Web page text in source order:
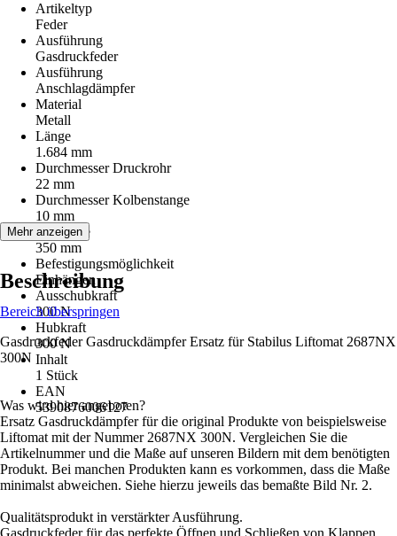
Artikeltyp
Feder
Ausführung
Gasdruckfeder
Ausführung
Anschlagdämpfer
Material
Metall
Länge
1.684 mm
Durchmesser Druckrohr
22 mm
Durchmesser Kolbenstange
10 mm
Hublänge
350 mm
Befestigungsmöglichkeit
Einhängen
Ausschubkraft
300 N
Hubkraft
300 N
Inhalt
1 Stück
EAN
5390876006127
Mehr anzeigen
Beschreibung
Bereich überspringen
Gasdruckfeder Gasdruckdämpfer Ersatz für Stabilus Liftomat 2687NX
300N
Was wird hier angeboten?
Ersatz Gasdruckdämpfer für die original Produkte von beispielsweise
Liftomat mit der Nummer 2687NX 300N. Vergleichen Sie die
Artikelnummer und die Maße auf unseren Bildern mit dem benötigten
Produkt. Bei manchen Produkten kann es vorkommen, dass die Maße
minimalst abweichen. Siehe hierzu jeweils das bemaßte Bild Nr. 2.
Qualitätsprodukt in verstärkter Ausführung.
Gasdruckfeder für das perfekte Öffnen und Schließen von Klappen,